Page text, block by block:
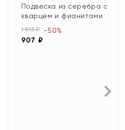
Подвеска из серебра с
кварцем и фианитами
1 813 ₽
907 ₽
-50%